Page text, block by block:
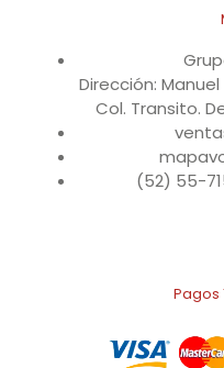
Dirección:
Col. Transito.
(52) 55-
Pagos